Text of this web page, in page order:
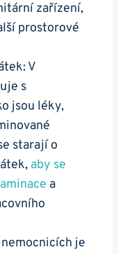
zařízení,
prostorové
V
s
jsou léky,
starají o
aby se
a
je